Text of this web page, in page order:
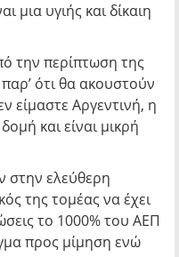
μια υγιής και δίκαιη
την περίπτωση της
ότι θα ακουστούν
είμαστε Αργεντινή, η
και είναι μικρή
στην ελεύθερη
της τομέας να έχει
το 1000% του ΑΕΠ
προς μίμηση ενώ